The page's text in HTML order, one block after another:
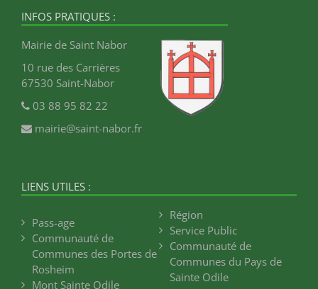
INFOS PRATIQUES :
Mairie de Saint Nabor
10 rue des Carrières
67530 Saint-Nabor
03 88 95 82 22
mairie@saint-nabor.fr
LIENS UTILES :
Pass-age
Communauté de
Communes des Portes de
Rosheim
Mont Sainte Odile
Région
Service Public
Communauté de
Communes du Pays de
Sainte Odile